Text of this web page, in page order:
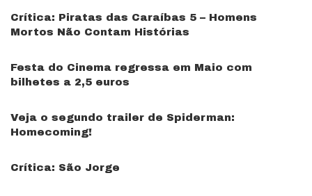
Crítica: Piratas das Caraíbas 5 – Homens
Mortos Não Contam Histórias
Festa do Cinema regressa em Maio com
bilhetes a 2,5 euros
Veja o segundo trailer de Spiderman:
Homecoming!
Crítica: São Jorge